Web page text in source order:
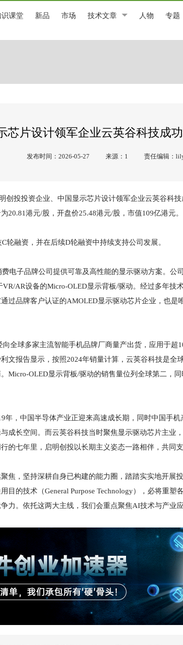
识课堂 新品 市场 技术文章 人物 专题
芯片设计领军企业云英谷科技成
发布时间：2026-05-27 来源：1 责任编辑：
创投投资企业、中国显示芯片设计领军企业云英谷科
20.81港元/股，开盘价25.48港元/股，市值109亿港元。
轮融资，并在后续D轮融资中持续支持公司发展。
电子品牌公司提供可靠及高性能的显示驱动方案。公
AR设备的Micro-OLED显示背板/驱动。经过多年技
过品牌客户认证的AMOLED显示驱动芯片企业，也
全球多家主流智能手机品牌厂商量产出货，应用于超
文报告显示，按照2024年销量计算，云英谷科技是全
Micro-OLED显示背板/驱动的销售量位列全球第二，
年，中国半导体产业正迎来高速成长期，同时中国手
成长空间。而云英谷科技当时聚焦显示驱动芯片主业
的七年里，启明创投以长期主义姿态一路相伴，共同支
焦，坚持深耕自身已构建的能力圈，踏踏实实地开展
目的技术（General Purpose Technology），必将重
力。依托这两大主线，我们会重点聚焦AI技术与产业